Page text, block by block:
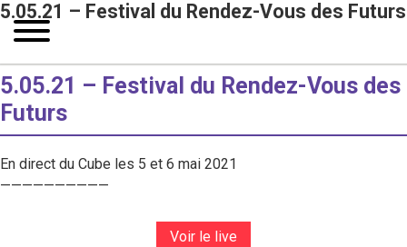
5.05.21 – Festival du Rendez-Vous des
Futurs
5.05.21 – Festival du Rendez-Vous des Futurs
En direct du Cube les 5 et 6 mai 2021
——————————
Voir le live